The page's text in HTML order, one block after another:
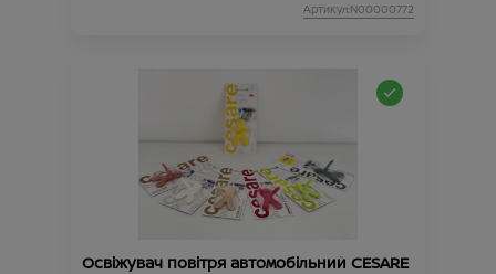
Артикул:N00000772
Освіжувач повітря автомобільний CESARE